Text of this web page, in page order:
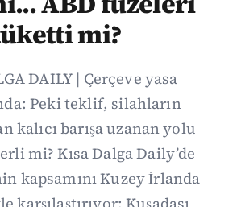
mi?
DAILY | Çerçeve yasa
Peki teklif, silahların
kalıcı barışa uzanan yolu
mi? Kısa Dalga Daily’de
kapsamını Kuzey İrlanda